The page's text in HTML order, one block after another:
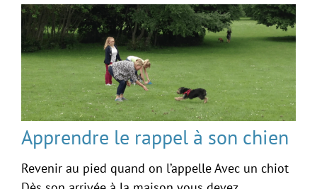
Apprendre le rappel à son chien
Revenir au pied quand on l’appelle Avec un chiot